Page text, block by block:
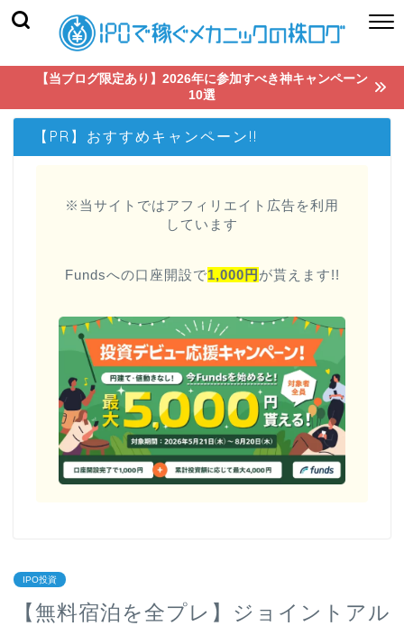
【当ブログ限定あり】2026年に参加すべき神キャンペーン
10選
【PR】おすすめキャンペーン!!
※当サイトではアフィリエイト広告を利用
しています
Fundsへの口座開設で1,000円 が貰えます!!
IPO投資
【無料宿泊を全プレ】ジョイントアル